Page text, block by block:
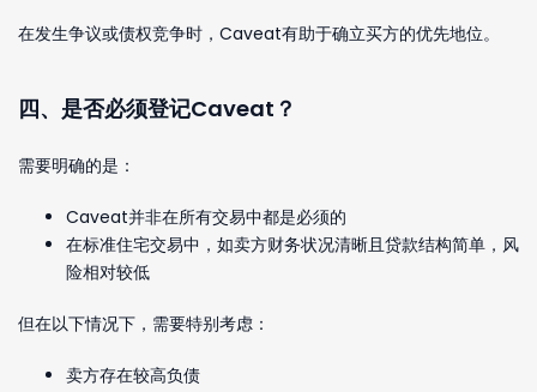
在发生争议或债权竞争时，Caveat有助于确立买方的优先地位。
四、是否必须登记Caveat？
需要明确的是：
Caveat并非在所有交易中都是必须的
在标准住宅交易中，如卖方财务状况清晰且贷款结构简单，风
险相对较低
但在以下情况下，需要特别考虑：
卖方存在较高负债